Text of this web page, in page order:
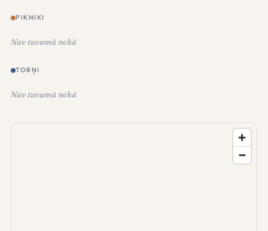
PIKNIKI
Nav tuvumā nekā
TORŅI
Nav tuvumā nekā